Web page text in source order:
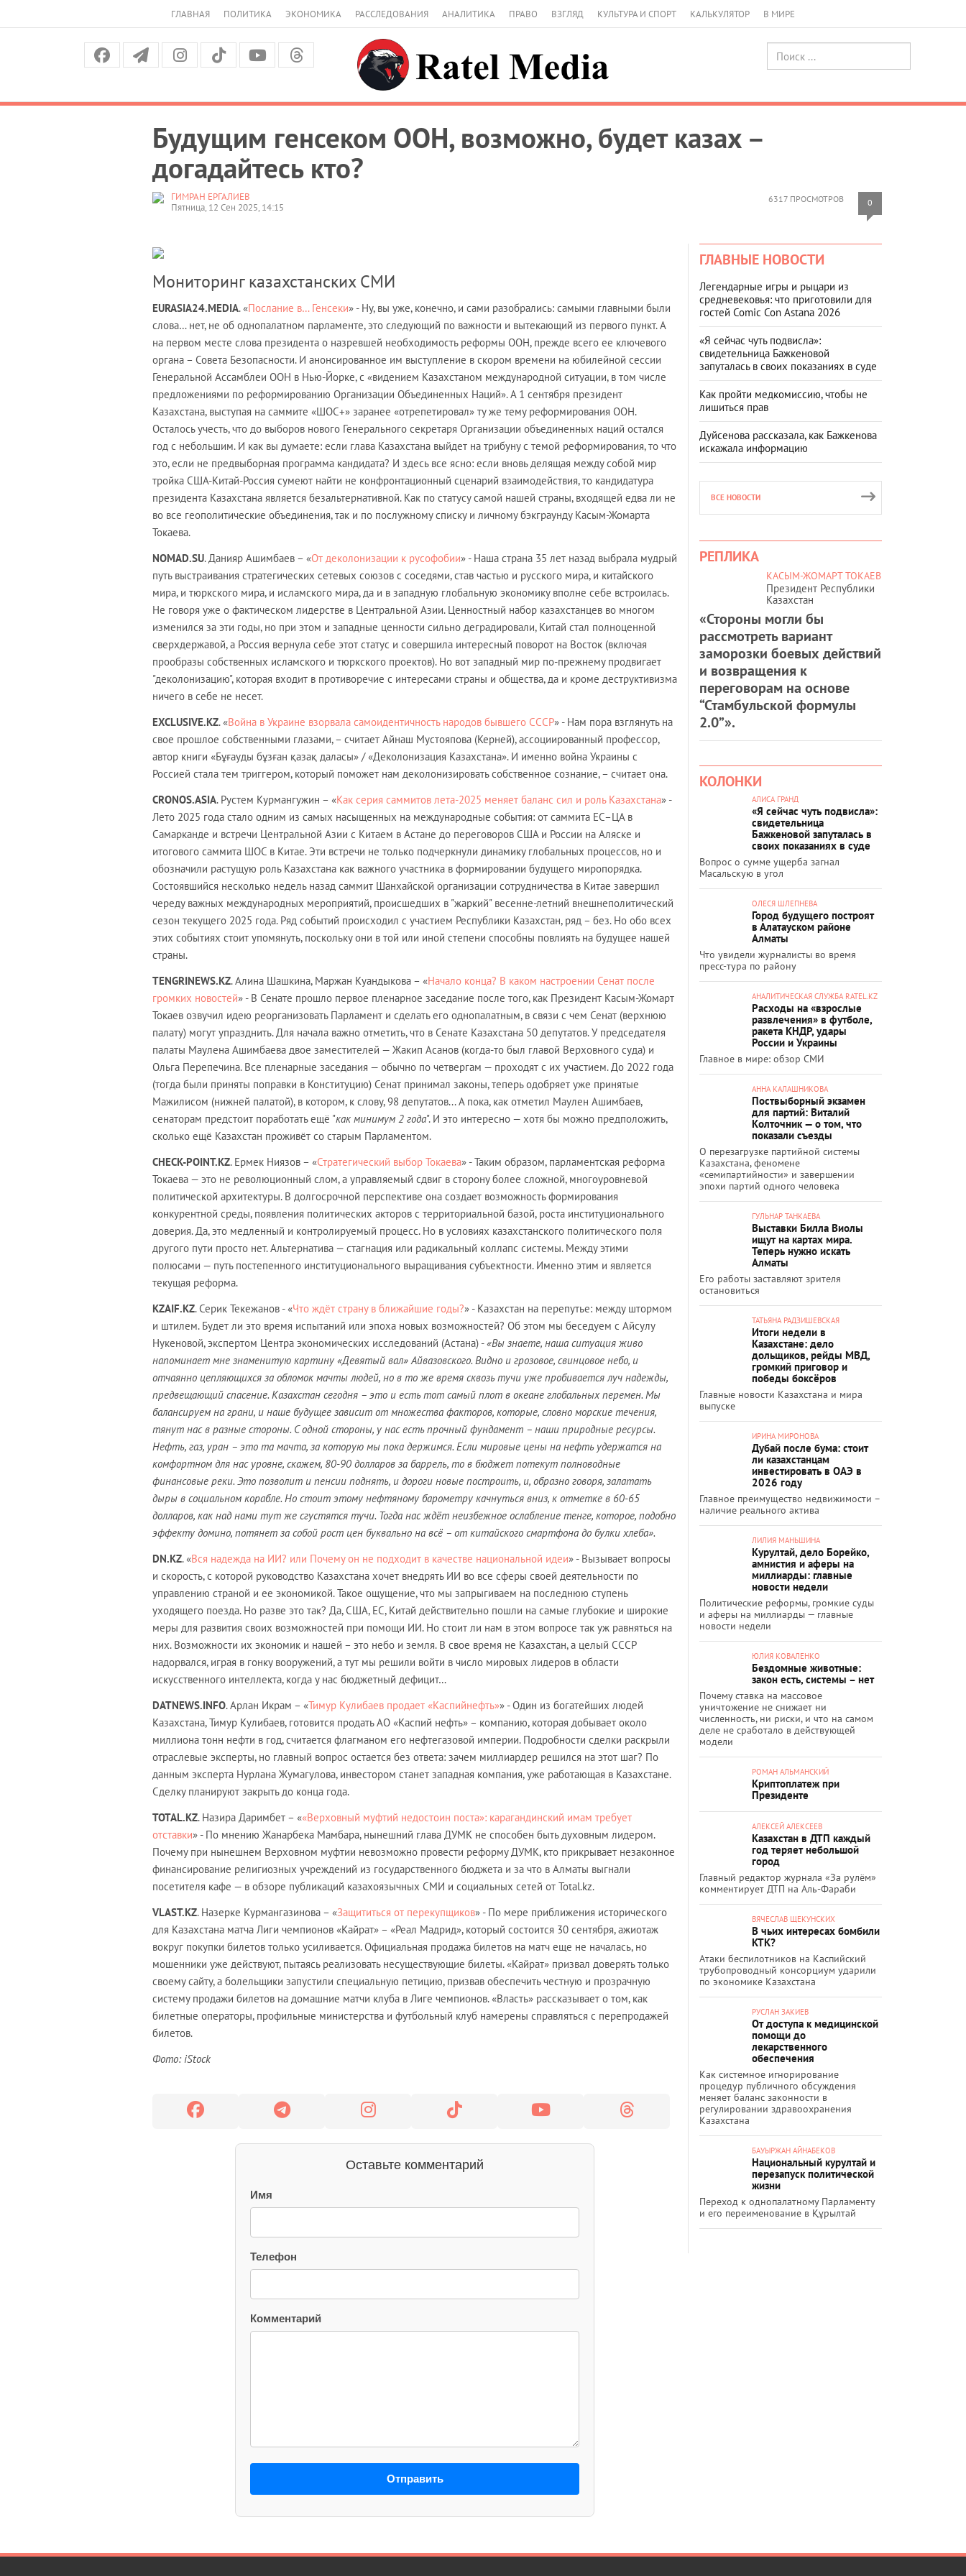
ГЛАВНАЯ ПОЛИТИКА ЭКОНОМИКА РАССЛЕДОВАНИЯ АНАЛИТИКА ПРАВО ВЗГЛЯД КУЛЬТУРА И СПОРТ КАЛЬКУЛЯТОР В МИРЕ
Будущим генсеком ООН, возможно, будет казах –
догадайтесь кто?
6317 ПРОСМОТРОВ 0
ГИМРАН ЕРГАЛИЕВ
Пятница, 12 Сен 2025, 14:15
Мониторинг казахстанских СМИ
EURASIA24.MEDIA. «Послание в… Генсеки» - Ну, вы уже, конечно, и сами разобрались: самыми главными были
слова… нет, не об однопалатном парламенте, это следующий по важности и вытекающий из первого пункт. А
на первом месте слова президента о назревшей необходимость реформы ООН, прежде всего ее ключевого
органа – Совета Безопасности. И анонсированное им выступление в скором времени на юбилейной сессии
Генеральной Ассамблеи ООН в Нью-Йорке, с «видением Казахстаном международной ситуации, в том числе
предложениями по реформированию Организации Объединенных Наций». А 1 сентября президент
Казахстана, выступая на саммите «ШОС+» заранее «отрепетировал» ту же тему реформирования ООН.
Осталось учесть, что до выборов нового Генерального секретаря Организации объединенных наций остался
год с небольшим. И как вы думаете: если глава Казахстана выйдет на трибуну с темой реформирования, то что
это, если не предвыборная программа кандидата? И здесь все ясно: если вновь делящая между собой мир
тройка США-Китай-Россия сумеют найти не конфронтационный сценарий взаимодействия, то кандидатура
президента Казахстана является безальтернативной. Как по статусу самой нашей страны, входящей едва ли не
во все геополитические объединения, так и по послужному списку и личному бэкграунду Касым-Жомарта
Токаева.
NOMAD.SU. Данияр Ашимбаев – «От деколонизации к русофобии» - Наша страна 35 лет назад выбрала мудрый
путь выстраивания стратегических сетевых союзов с соседями, став частью и русского мира, и китайского
мира, и тюркского мира, и исламского мира, да и в западную глобальную экономику вполне себе встроилась.
Не говоря уже о фактическом лидерстве в Центральной Азии. Ценностный набор казахстанцев во многом
изменился за эти годы, но при этом и западные ценности сильно деградировали, Китай стал полноценной
сверхдержавой, а Россия вернула себе этот статус и совершила интересный поворот на Восток (включая
прообразы собственных исламского и тюркского проектов). Но вот западный мир по-прежнему продвигает
"деколонизацию", которая входит в противоречие с интересами страны и общества, да и кроме деструктивизма
ничего в себе не несет.
EXCLUSIVE.KZ. «Война в Украине взорвала самоидентичность народов бывшего СССР» - Нам пора взглянуть на
свое прошлое собственными глазами, – считает Айнаш Мустояпова (Керней), ассоциированный профессор,
автор книги «Бұғауды бұзған қазақ даласы» / «Деколонизация Казахстана». И именно война Украины с
Россией стала тем триггером, который поможет нам деколонизировать собственное сознание, – считает она.
CRONOS.ASIA. Рустем Курмангужин – «Как серия саммитов лета-2025 меняет баланс сил и роль Казахстана» -
Лето 2025 года стало одним из самых насыщенных на международные события: от саммита ЕС–ЦА в
Самарканде и встречи Центральной Азии с Китаем в Астане до переговоров США и России на Аляске и
итогового саммита ШОС в Китае. Эти встречи не только подчеркнули динамику глобальных процессов, но и
обозначили растущую роль Казахстана как важного участника в формировании будущего миропорядка.
Состоявшийся несколько недель назад саммит Шанхайской организации сотрудничества в Китае завершил
череду важных международных мероприятий, происшедших в "жаркий" весенне-летний внешнеполитический
сезон текущего 2025 года. Ряд событий происходил с участием Республики Казахстан, ряд – без. Но обо всех
этих событиях стоит упомянуть, поскольку они в той или иной степени способны повлиять на будущее нашей
страны.
TENGRINEWS.KZ. Алина Шашкина, Маржан Куандыкова – «Начало конца? В каком настроении Сенат после
громких новостей» - В Сенате прошло первое пленарное заседание после того, как Президент Касым-Жомарт
Токаев озвучил идею реорганизовать Парламент и сделать его однопалатным, в связи с чем Сенат (верхнюю
палату) могут упразднить. Для начала важно отметить, что в Сенате Казахстана 50 депутатов. У председателя
палаты Маулена Ашимбаева двое заместителей — Жакип Асанов (когда-то был главой Верховного суда) и
Ольга Перепечина. Все пленарные заседания — обычно по четвергам — проходят с их участием. До 2022 года
(тогда были приняты поправки в Конституцию) Сенат принимал законы, теперь одобряет уже принятые
Мажилисом (нижней палатой), в котором, к слову, 98 депутатов... А пока, как отметил Маулен Ашимбаев,
сенаторам предстоит поработать ещё "как минимум 2 года". И это интересно — хотя бы можно предположить,
сколько ещё Казахстан проживёт со старым Парламентом.
CHECK-POINT.KZ. Ермек Ниязов – «Стратегический выбор Токаева» - Таким образом, парламентская реформа
Токаева — это не революционный слом, а управляемый сдвиг в сторону более сложной, многоуровневой
политической архитектуры. В долгосрочной перспективе она создает возможность формирования
конкурентной среды, появления политических акторов с территориальной базой, роста институционального
доверия. Да, это медленный и контролируемый процесс. Но в условиях казахстанского политического поля
другого пути просто нет. Альтернатива — стагнация или радикальный коллапс системы. Между этими
полюсами — путь постепенного институционального выращивания субъектности. Именно этим и является
текущая реформа.
KZAIF.KZ. Серик Текежанов - «Что ждёт страну в ближайшие годы?» - Казахстан на перепутье: между штормом
и штилем. Будет ли это время испытаний или эпоха новых возможностей? Об этом мы беседуем с Айсулу
Нукеновой, экспертом Центра экономических исследований (Астана) -«Вы знаете, наша ситуация живо
напоминает мне знаменитую картину «Девятый вал» Айвазовского. Видно и грозовое, свинцовое небо, и
отчаянно цепляющихся за обломок мачты людей, но в то же время сквозь тучи уже пробивается луч надежды,
предвещающий спасение. Казахстан сегодня – это и есть тот самый плот в океане глобальных перемен. Мы
балансируем на грани, и наше будущее зависит от множества факторов, которые, словно морские течения,
тянут нас в разные стороны. С одной стороны, у нас есть прочный фундамент – наши природные ресурсы.
Нефть, газ, уран – это та мачта, за которую мы пока держимся. Если мировые цены на нефть удержатся на
комфортном для нас уровне, скажем, 80-90 долларов за баррель, то в бюджет потекут полноводные
финансовые реки. Это позволит и пенсии поднять, и дороги новые построить, и, образно говоря, залатать
дыры в социальном корабле. Но стоит этому нефтяному барометру качнуться вниз, к отметке в 60-65
долларов, как над нами тут же сгустятся тучи. Тогда нас ждёт неизбежное ослабление тенге, которое, подобно
эффекту домино, потянет за собой рост цен буквально на всё – от китайского смартфона до булки хлеба».
DN.KZ. «Вся надежда на ИИ? или Почему он не подходит в качестве национальной идеи» - Вызывает вопросы
и скорость, с которой руководство Казахстана хочет внедрять ИИ во все сферы своей деятельности по
управлению страной и ее экономикой. Такое ощущение, что мы запрыгиваем на последнюю ступень
уходящего поезда. Но разве это так? Да, США, ЕС, Китай действительно пошли на самые глубокие и широкие
меры для развития своих возможностей при помощи ИИ. Но стоит ли нам в этом вопросе так уж равняться на
них. Возможности их экономик и нашей – это небо и земля. В свое время не Казахстан, а целый СССР
надорвался, играя в гонку вооружений, а тут мы решили войти в число мировых лидеров в области
искусственного интеллекта, когда у нас бюджетный дефицит…
DATNEWS.INFO. Арлан Икрам – «Тимур Кулибаев продает «Каспийнефть»» - Один из богатейших людей
Казахстана, Тимур Кулибаев, готовится продать АО «Каспий нефть» – компанию, которая добывает около
миллиона тонн нефти в год, считается флагманом его нефтегазовой империи. Подробности сделки раскрыли
отраслевые эксперты, но главный вопрос остается без ответа: зачем миллиардер решился на этот шаг? По
данным эксперта Нурлана Жумагулова, инвестором станет западная компания, уже работающая в Казахстане.
Сделку планируют закрыть до конца года.
TOTAL.KZ. Назира Даримбет – ««Верховный муфтий недостоин поста»: карагандинский имам требует
отставки» - По мнению Жанарбека Мамбара, нынешний глава ДУМК не способен быть духовным лидером.
Почему при нынешнем Верховном муфтии невозможно провести реформу ДУМК, кто прикрывает незаконное
финансирование религиозных учреждений из государственного бюджета и за что в Алматы выгнали
посетителя кафе — в обзоре публикаций казахоязычных СМИ и социальных сетей от Total.kz.
VLAST.KZ. Назерке Курмангазинова – «Защититься от перекупщиков» - По мере приближения исторического
для Казахстана матча Лиги чемпионов «Кайрат» – «Реал Мадрид», который состоится 30 сентября, ажиотаж
вокруг покупки билетов только усиливается. Официальная продажа билетов на матч еще не началась, но
мошенники уже действуют, пытаясь реализовать несуществующие билеты. «Кайрат» призвал доверять только
своему сайту, а болельщики запустили специальную петицию, призвав обеспечить честную и прозрачную
систему продажи билетов на домашние матчи клуба в Лиге чемпионов. «Власть» рассказывает о том, как
билетные операторы, профильные министерства и футбольный клуб намерены справляться с перепродажей
билетов.
Фото: iStock
Оставьте комментарий
Имя
Телефон
Комментарий
Отправить
ГЛАВНЫЕ НОВОСТИ
Легендарные игры и рыцари из
средневековья: что приготовили для
гостей Comic Con Astana 2026
«Я сейчас чуть подвисла»:
свидетельница Бажкеновой
запуталась в своих показаниях в суде
Как пройти медкомиссию, чтобы не
лишиться прав
Дуйсенова рассказала, как Бажкенова
искажала информацию
ВСЕ НОВОСТИ
РЕПЛИКА
КАСЫМ-ЖОМАРТ ТОКАЕВ
Президент Республики
Казахстан
«Стороны могли бы
рассмотреть вариант
заморозки боевых действий
и возвращения к
переговорам на основе
“Стамбульской формулы
2.0”».
КОЛОНКИ
АЛИСА ГРАНД
«Я сейчас чуть подвисла»:
свидетельница
Бажкеновой запуталась в
своих показаниях в суде
Вопрос о сумме ущерба загнал
Масальскую в угол
ОЛЕСЯ ШЛЕПНЕВА
Город будущего построят
в Алатауском районе
Алматы
Что увидели журналисты во время
пресс-тура по району
АНАЛИТИЧЕСКАЯ СЛУЖБА RATEL.KZ
Расходы на «взрослые
развлечения» в футболе,
ракета КНДР, удары
России и Украины
Главное в мире: обзор СМИ
АННА КАЛАШНИКОВА
Поствыборный экзамен
для партий: Виталий
Колточник — о том, что
показали съезды
О перезагрузке партийной системы
Казахстана, феномене
«семипартийности» и завершении
эпохи партий одного человека
ГУЛЬНАР ТАНКАЕВА
Выставки Билла Виолы
ищут на картах мира.
Теперь нужно искать
Алматы
Его работы заставляют зрителя
остановиться
ТАТЬЯНА РАДЗИШЕВСКАЯ
Итоги недели в
Казахстане: дело
дольщиков, рейды МВД,
громкий приговор и
победы боксёров
Главные новости Казахстана и мира
выпуске
ИРИНА МИРОНОВА
Дубай после бума: стоит
ли казахстанцам
инвестировать в ОАЭ в
2026 году
Главное преимущество недвижимости –
наличие реального актива
ЛИЛИЯ МАНЬШИНА
Курултай, дело Борейко,
амнистия и аферы на
миллиарды: главные
новости недели
Политические реформы, громкие суды
и аферы на миллиарды — главные
новости недели
ЮЛИЯ КОВАЛЕНКО
Бездомные животные:
закон есть, системы – нет
Почему ставка на массовое
уничтожение не снижает ни
численность, ни риски, и что на самом
деле не сработало в действующей
модели
РОМАН АЛЬМАНСКИЙ
Криптоплатеж при
Президенте
АЛЕКСЕЙ АЛЕКСЕЕВ
Казахстан в ДТП каждый
год теряет небольшой
город
Главный редактор журнала «За рулём»
комментирует ДТП на Аль-Фараби
ВЯЧЕСЛАВ ЩЕКУНСКИХ
В чьих интересах бомбили
КТК?
Атаки беспилотников на Каспийский
трубопроводный консорциум ударили
по экономике Казахстана
РУСЛАН ЗАКИЕВ
От доступа к медицинской
помощи до
лекарственного
обеспечения
Как системное игнорирование
процедур публичного обсуждения
меняет баланс законности в
регулировании здравоохранения
Казахстана
БАУЫРЖАН АЙНАБЕКОВ
Национальный курултай и
перезапуск политической
жизни
Переход к однопалатному Парламенту
и его переименование в Құрылтай